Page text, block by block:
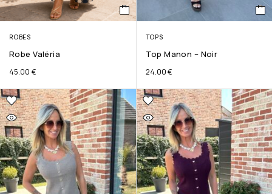
ROBES
Robe Valéria
45.00 €
TOPS
Top Manon – Noir
24.00€